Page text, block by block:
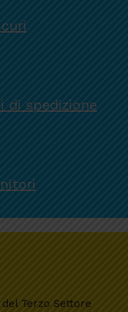
di spedizione
Terzo Settore